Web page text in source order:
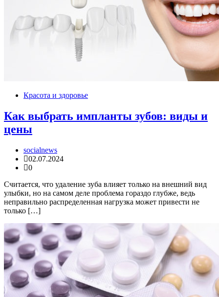
Красота и здоровье
Как выбрать импланты зубов: виды и
цены
socialnews
02.07.2024
0
Считается, что удаление зуба влияет только на внешний вид
улыбки, но на самом деле проблема гораздо глубже, ведь
неправильно распределенная нагрузка может привести не
только […]